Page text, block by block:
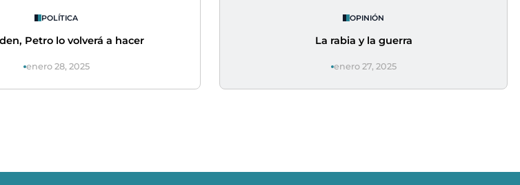
POLÍTICA
Petro lo volverá a hacer
enero 28, 2025
OPINIÓN
La rabia y la guerra
enero 27, 2025